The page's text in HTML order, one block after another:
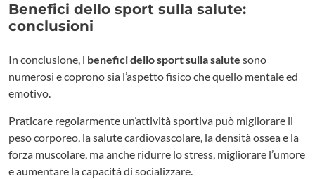
Benefici dello sport sulla salute:
conclusioni
In conclusione, i benefici dello sport sulla salute sono
numerosi e coprono sia l’aspetto fisico che quello mentale ed
emotivo.
Praticare regolarmente un’attività sportiva può migliorare il
peso corporeo, la salute cardiovascolare, la densità ossea e la
forza muscolare, ma anche ridurre lo stress, migliorare l’umore
e aumentare la capacità di socializzare.